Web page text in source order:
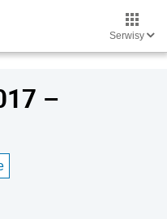
Serwisy
–